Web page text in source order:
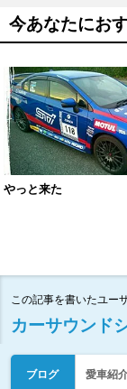
今あなたにお
やっと来た
この記事を書いたユー
カーサウンド
ブログ 愛車紹